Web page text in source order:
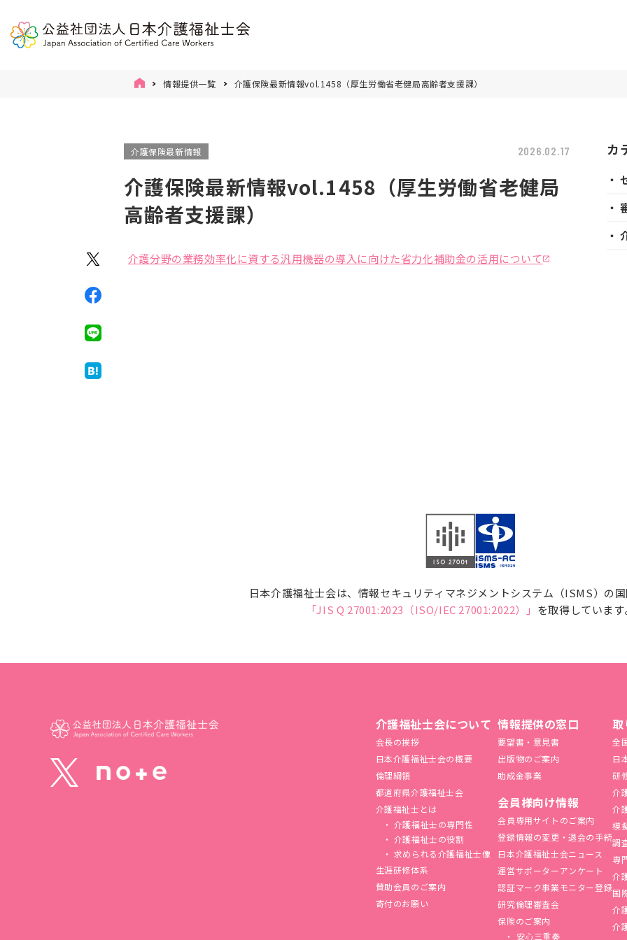
情報提供一覧 介護保険最新情報vol.1458（厚生労働省老健局高齢者支援課）
介護保険最新情報 2026.02.17
介護保険最新情報vol.1458（厚生労働省老健局
高齢者支援課）
介護分野の業務効率化に資する汎用機器の導入に向けた省力化補助金の活用について
カ
・
・
・
日本介護福祉士会は、情報セキュリティマネジメントシステム（ISMS）の
「JIS Q 27001:2023（ISO/IEC 27001:2022）」 を取得しています
介護福祉士会について
会長の挨拶
日本介護福祉士会の概要
倫理綱領
都道府県介護福祉士会
介護福祉士とは
介護福祉士の専門性
介護福祉士の役割
求められる介護福祉士像
生涯研修体系
賛助会員のご案内
寄付のお願い
情報提供の窓口
要望書・意見書
出版物のご案内
助成金事業
会員様向け情報
会員専用サイトのご案内
登録情報の変更・退会の手続
日本介護福祉士会ニュース
運営サポーターアンケート
認証マーク事業モニター登録
研究倫理審査会
保険のご案内
安心三重奏
取
全
日
研
介
介
模
調
専
介
国
介
介